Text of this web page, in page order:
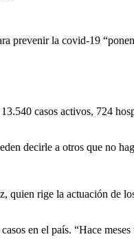
prevenir la covid-19
casos activos, 724
decirle a otros que no
quien rige la actuación de
en el país. “Hace